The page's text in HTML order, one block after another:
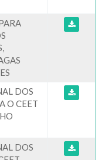
DOS
O CEET
DOS